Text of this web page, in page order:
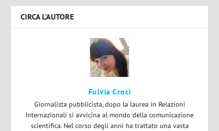
CIRCA L'AUTORE
Fulvia Croci
Giornalista pubblicista, dopo la laurea in Relazioni
Internazionali si avvicina al mondo della comunicazione
scientifica. Nel corso degli anni ha trattato una vasta